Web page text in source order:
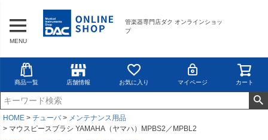
管楽器専門店ダク オンラインショッ
プ
MENU
商品一覧 店舗情報 お気に入り マイページ カート
HOME チューバ
メンテナンス用品
マウスピースブラシ YAMAHA（ヤマハ）MPBS2／MPBL2